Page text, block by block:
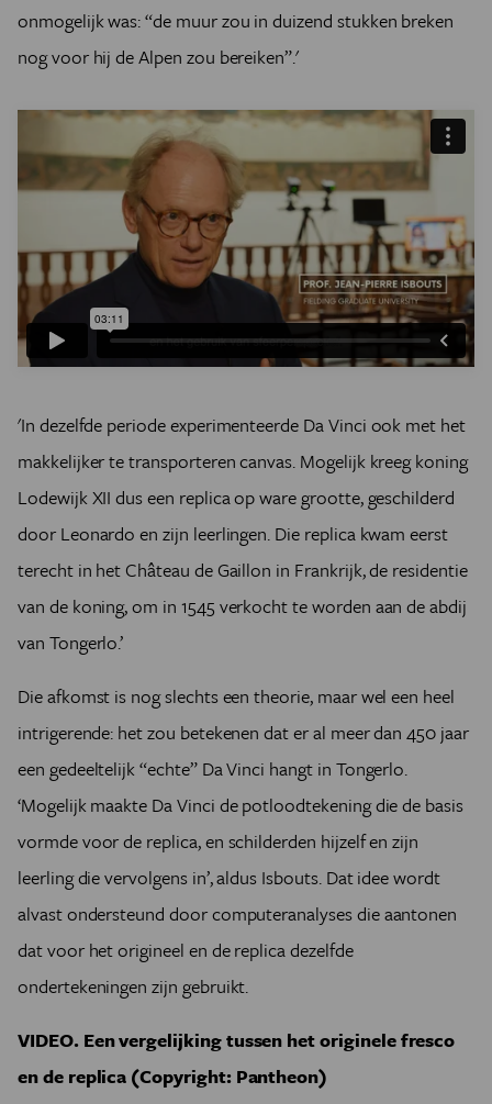
onmogelijk was: “de muur zou in duizend stukken breken
nog voor hij de Alpen zou bereiken”.'
'In dezelfde periode experimenteerde Da Vinci ook met het
makkelijker te transporteren canvas. Mogelijk kreeg koning
Lodewijk XII dus een replica op ware grootte, geschilderd
door Leonardo en zijn leerlingen. Die replica kwam eerst
terecht in het Château de Gaillon in Frankrijk, de residentie
van de koning, om in 1545 verkocht te worden aan de abdij
van Tongerlo.’
Die afkomst is nog slechts een theorie, maar wel een heel
intrigerende: het zou betekenen dat er al meer dan 450 jaar
een gedeeltelijk “echte” Da Vinci hangt in Tongerlo.
‘Mogelijk maakte Da Vinci de potloodtekening die de basis
vormde voor de replica, en schilderden hijzelf en zijn
leerling die vervolgens in’, aldus Isbouts. Dat idee wordt
alvast ondersteund door computeranalyses die aantonen
dat voor het origineel en de replica dezelfde
ondertekeningen zijn gebruikt.
VIDEO. Een vergelijking tussen het originele fresco
en de replica (Copyright: Pantheon)